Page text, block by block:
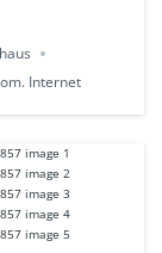
Internet